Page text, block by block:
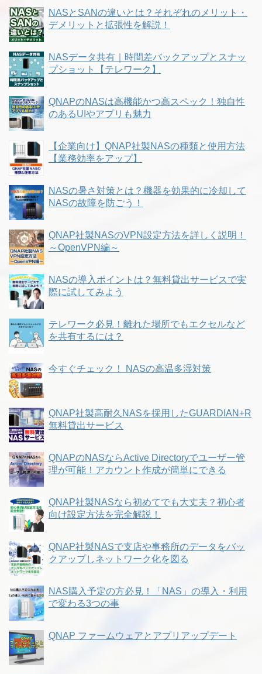
NASとSANの違いとは？それぞれのメリット・
デメリットと拡張性を解説！
NASデータ共有｜時間差バックアップとスナッ
プショット【テレワーク】
QNAPのNASは高機能かつ高スペック！独自性
のあるUIやアプリも魅力
【企業向け】QNAP社製NASの種類と使用方法
【業務効率をアップ】
NASの暑さ対策とは？機器を効果的に冷却して
NASの故障を防ごう！
QNAP社製NASのVPN設定方法を詳しく説明！
～OpenVPN編～
NASの導入ポイントは？無料貸出サービスで実
際に試してみよう
テレワーク必見！離れた場所でもエクセルなど
を共有するには？
今すぐチェック！ NASの高温多湿対策
QNAP社製高耐久NASを採用したGUARDIAN+R
無料貸出サービス
QNAPのNASならActive Directoryでユーザー管
理が可能！アカウント作成が簡単にできる
QNAP社製NASなら初めてでも大丈夫？初心者
向け設定方法を完全解説！
QNAP社製NASで支店や事務所のデータをバッ
クアップしネットワーク化を図る
NAS購入予定の方必見！「NAS」の導入・利用
で変わる3つの事
QNAP ファームウェアとアプリアップデート